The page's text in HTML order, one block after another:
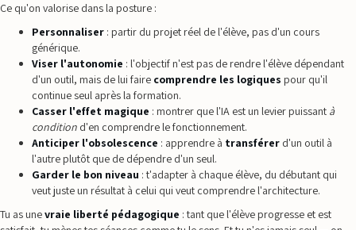
Ce qu'on valorise dans la posture :
Personnaliser : partir du projet réel de l'élève, pas d'un cours
générique.
Viser l'autonomie : l'objectif n'est pas de rendre l'élève dépendant
d'un outil, mais de lui faire comprendre les logiques pour qu'il
continue seul après la formation.
Casser l'effet magique : montrer que l'IA est un levier puissant à
condition d'en comprendre le fonctionnement.
Anticiper l'obsolescence : apprendre à transférer d'un outil à
l'autre plutôt que de dépendre d'un seul.
Garder le bon niveau : t'adapter à chaque élève, du débutant qui
veut juste un résultat à celui qui veut comprendre l'architecture.
Tu as unevraie liberté pédagogique : tant que l'élève progresse et est